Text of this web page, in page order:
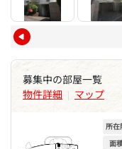
募集中の部屋一覧
物件詳細 | マップ
所在
面